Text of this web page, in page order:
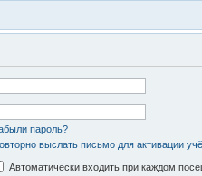
пароль?
выслать письмо для активации
Автоматически входить при каждом